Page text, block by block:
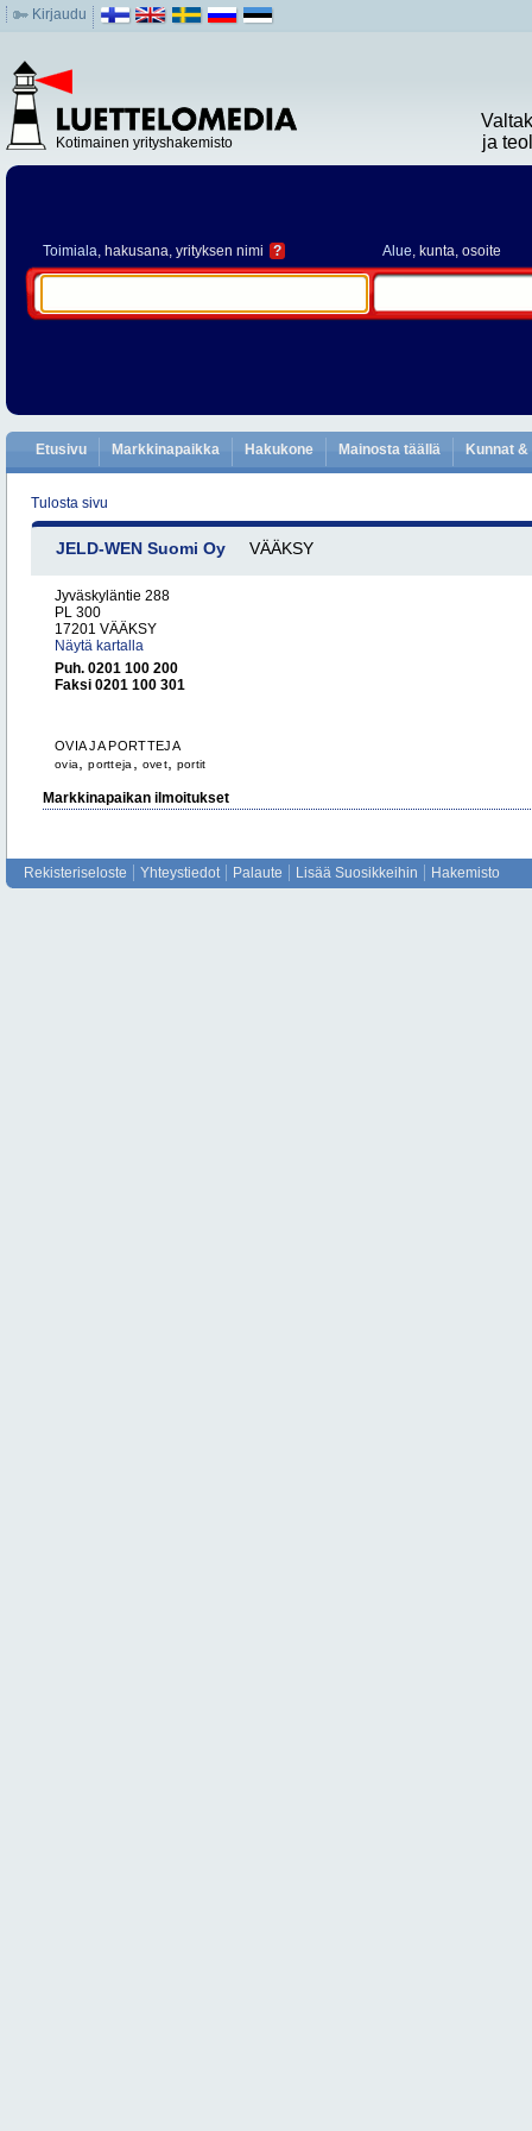
Kirjaudu
Kotimainen yrityshakemisto
ja
Toimiala, hakusana, yrityksen nimi ? Alue, kunta, osoite
Etusivu Markkinapaikka Hakukone Mainosta täällä Kunnat
Tulosta sivu
JELD-WEN Suomi Oy VÄÄKSY
Jyväskyläntie 288
PL 300
17201 VÄÄKSY
Näytä kartalla
Puh. 0201 100 200
Faksi 0201 100 301
OVIA JA PORTTEJA
ovia ,portteja ovet, portit
Markkinapaikan ilmoitukset
Rekisteriseloste Yhteystiedot Palaute Lisää Suosikkeihin Hakemisto